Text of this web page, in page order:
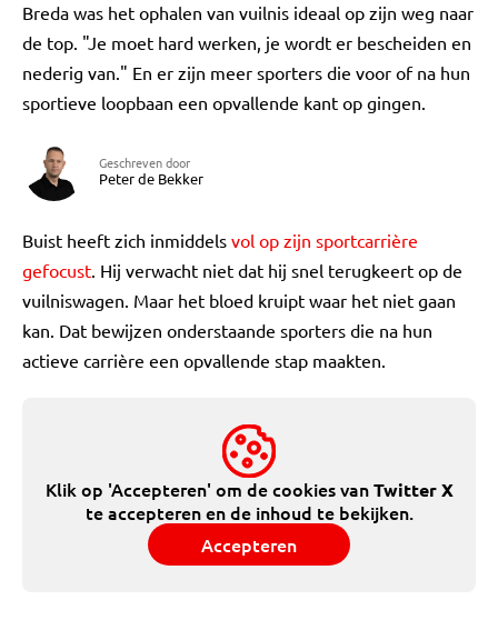
Breda was het ophalen van vuilnis ideaal op zijn weg naar
de top. "Je moet hard werken, je wordt er bescheiden en
nederig van." En er zijn meer sporters die voor of na hun
sportieve loopbaan een opvallende kant op gingen.
Geschreven door
Peter de Bekker
Buist heeft zich inmiddels vol op zijn sportcarrière
gefocust. Hij verwacht niet dat hij snel terugkeert op de
vuilniswagen. Maar het bloed kruipt waar het niet gaan
kan. Dat bewijzen onderstaande sporters die na hun
actieve carrière een opvallende stap maakten.
Klik op 'Accepteren' om de cookies vanTwitter X
te accepteren en de inhoud te bekijken.
Accepteren